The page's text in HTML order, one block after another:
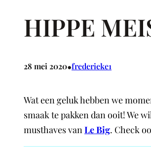
HIPPE
28 mei 2020•frederieke1
Wat een geluk hebben we
smaak te pakken dan ooit! We
musthaves van Le Big. Check